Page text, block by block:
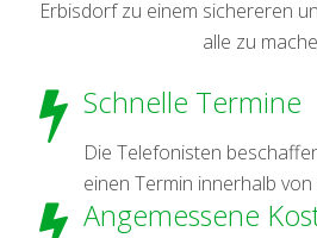
Erbisdorf zu einem sichereren
alle zu
Schnelle Termine
Die Telefonisten
einen Termin innerhalb von
Angemessene